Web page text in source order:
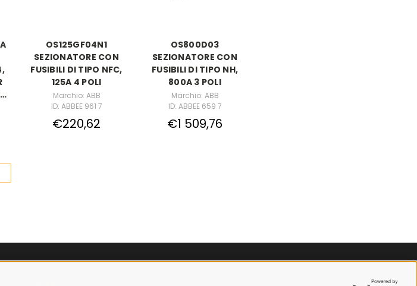
OS125GF04N1
SEZIONATORE CON
FUSIBILI DI TIPO NFC,
125A 4 POLI
Marchio: ABB
ID: ABBEE 961 7
€220,62
OS800D03
SEZIONATORE CON
FUSIBILI DI TIPO NH,
800A 3 POLI
Marchio: ABB
ID: ABBEE 659 7
€1 509,76